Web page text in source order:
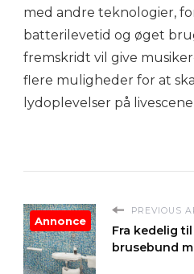
med andre teknologier,
batterilevetid og øget
fremskridt vil give
flere muligheder for at
lydoplevelser på
PREVIOUS
Fra kedelig
brusebund
Annonce